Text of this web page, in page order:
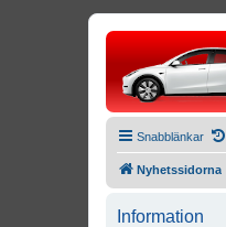
Snabblänkar
Nyhetssidorna
Information